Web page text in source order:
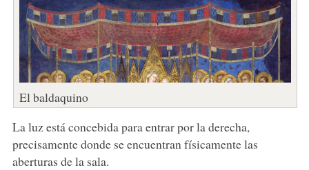
El baldaquino
La luz está concebida para entrar por la derecha,
precisamente donde se encuentran físicamente las
aberturas de la sala.